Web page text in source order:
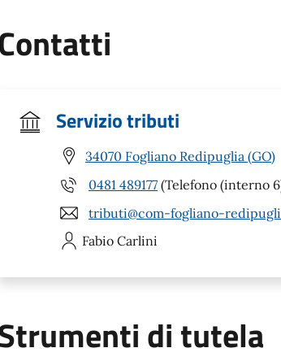
Servizio tributi
34070 Fogliano Redipuglia (GO)
0481 489177 (Telefono (interno
tributi@com-fogliano-
Fabio Carlini
di tutela